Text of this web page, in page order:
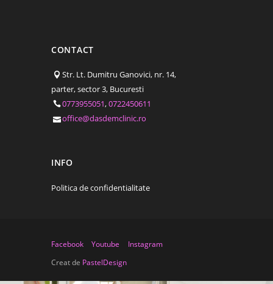
CONTACT
Str. Lt. Dumitru Ganovici, nr. 14,
parter, sector 3, Bucuresti
0773955051,0722450611
office@dasdemclinic.ro
INFO
Politica de confidentialitate
Facebook Youtube
Instagram
Creat de PastelDesign